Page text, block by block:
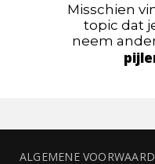
Misschien
topic dat
neem
ALGEMENE